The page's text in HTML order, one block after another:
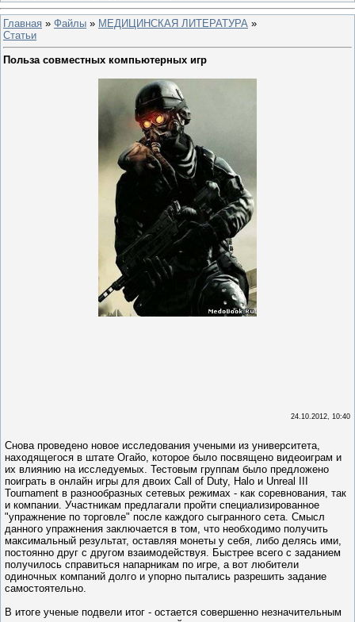
Главная » Файлы » МЕДИЦИНСКАЯ ЛИТЕРАТУРА »
Статьи
Польза совместных компьютерных игр
24.10.2012, 10:40
Снова проведено новое исследования учеными из университета,
находящегося в штате Огайо, которое было посвящено видеоиграм и
их влиянию на исследуемых. Тестовым группам было предложено
поиграть в онлайн игры для двоих Call of Duty, Halo и Unreal III
Tournament в разнообразных сетевых режимах - как соревнования, так
и компании. Участникам предлагали пройти специализированное
"упражнение по торговле" после каждого сыгранного сета. Смысл
данного упражнения заключается в том, что необходимо получить
максимальный результат, оставляя монеты у себя, либо делясь ими,
постоянно друг с другом взаимодействуя. Быстрее всего с заданием
получилось справиться напарникам по игре, а вот любители
одиночных компаний долго и упорно пытались разрешить задание
самостоятельно.
В итоге ученые подвели итог - остается совершенно незначительным